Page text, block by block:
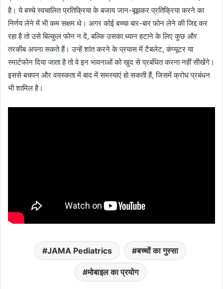
है। ये बच्चे स्वचालित प्रतिक्रिया के बजाय जान-बूझकर प्रतिक्रिया करने का
निर्णय लेने में भी कम सक्षम थे। अगर कोई बच्चा बार-बार फोन लेने की जिद्द कर
रहा है तो उसे बिल्कुल फोन न दें, बल्कि उसका ध्यान हटाने के लिए कुछ और
तरकीब अपना सकते हैं। उन्हें शांत करने के प्रयास में टैबलेट, कंप्यूटर या
स्मार्टफोन दिया जाता है तो वे इन भावनाओं को खुद से प्रबंधित करना नहीं सीखेंगे।
इससे बचपन और वयस्कता में बाद में समस्याएं हो सकती हैं, जिसमें क्रोध प्रबंधन
भी शामिल है।
JAMA Pediatrics बच्‍चों का गुस्‍सा
मोबाइल का प्रयोग